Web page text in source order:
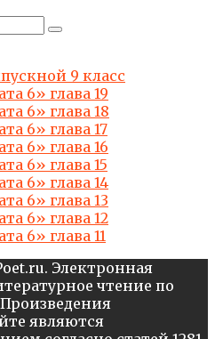
9 класс
6» глава 19
6» глава 18
6» глава 17
6» глава 16
6» глава 15
6» глава 14
6» глава 13
6» глава 12
6» глава 11
Электронная
чтение по
являются